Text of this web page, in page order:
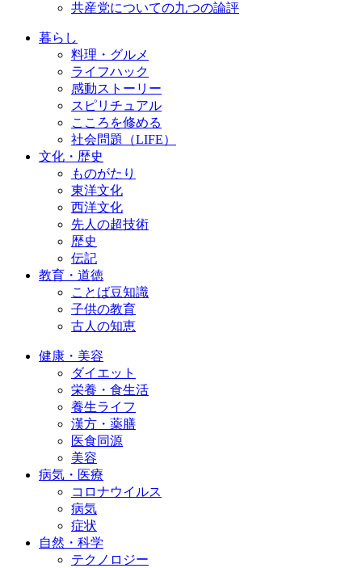
共産党についての九つの論評
暮らし
料理・グルメ
ライフハック
感動ストーリー
スピリチュアル
こころを修める
社会問題（LIFE）
文化・歴史
ものがたり
東洋文化
西洋文化
先人の超技術
歴史
伝記
教育・道徳
ことば豆知識
子供の教育
古人の知恵
健康・美容
ダイエット
栄養・食生活
養生ライフ
漢方・薬膳
医食同源
美容
病気・医療
コロナウイルス
病気
症状
自然・科学
テクノロジー